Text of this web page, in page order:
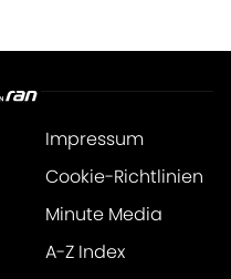
Impressum
Cookie-Richtlinien
Minute Media
A-Z Index